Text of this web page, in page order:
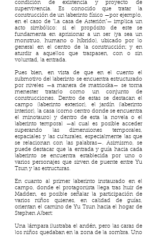
condición de existencia y proyecto de
supervivencia. Es conocido que tratar la
construcción de un laberinto físico —por ejemplo,
en el caso de “La casa de Asterión”— implica un
acto simbólico: si el propósito de este se
fundamenta en aprisionar a un ser (ya sea un
monstruo, humano o híbrido), ubicado por lo
general en el centro de la construcción; y en
aturdir a aquellos que traspasen, con o sin
voluntad, la entrada.
Pues bien, en vista de que en el cuento el
submotivo del laberinto se encuentra estructurado
por niveles —a manera de matrioska— se torna
menester tratarlo como un conjunto de
construcciones. Dentro de estas se destacan el
campo (laberinto exterior), el jardín (laberinto
interior), la casa (como centro donde se encuentra
el minotauro) y dentro de esta la novela o el
laberinto temporal —al cual es posible acceder
superando las dimensiones temporales,
espaciales y las culturales, especialmente las que
se relacionan con las palabras—. Asimismo, se
puede destacar que la entrada y guía hacia cada
laberinto se encuentra establecida por uno o
varios personajes que sirven de puente entre Yu
Tsun y las estructuras.
En cuanto al primer laberinto instaurado en el
campo, donde el protagonista llega tras huir de
Madden, es posible señalar la participación de
varios niños quienes, en calidad de guías,
orientan el camino de Yu Tsun hacia el hogar de
Stephen Albert:
Una lámpara ilustraba el andén, pero las caras de
los niños quedaban en la zona de la sombra. Uno